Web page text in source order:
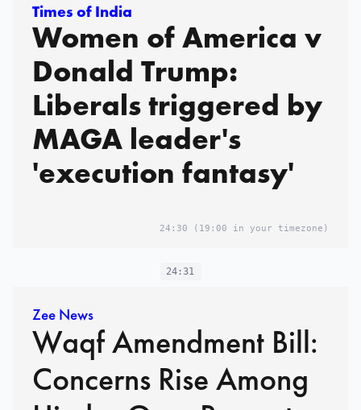
Times of India
Women of America v
Donald Trump:
Liberals triggered by
MAGA leader's
'execution fantasy'
24:30 (19:00 in your timezone)
24:31
Zee News
Waqf Amendment Bill:
Concerns Rise Among